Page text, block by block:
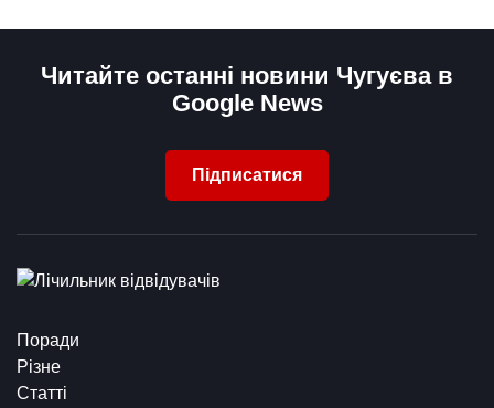
Читайте останні новини Чугуєва в
Google News
Підписатися
Поради
Різне
Статті